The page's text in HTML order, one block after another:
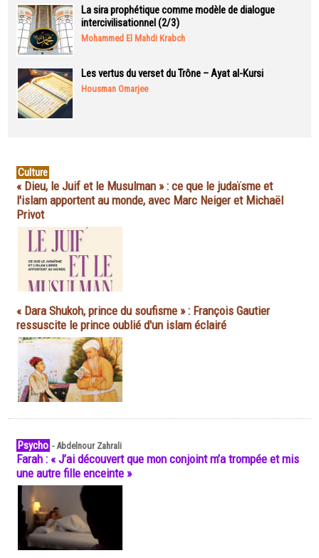
La sira prophétique comme modèle de dialogue
intercivilisationnel (2/3)
Mohammed El Mahdi Krabch
Les vertus du verset du Trône – Ayat al-Kursi
Housman Omarjee
Culture
« Dieu, le Juif et le Musulman » : ce que le judaïsme et
l'islam apportent au monde, avec Marc Neiger et Michaël
Privot
« Dara Shukoh, prince du soufisme » : François Gautier
ressuscite le prince oublié d'un islam éclairé
Psycho -Abdelnour Zahrali
Farah : « J’ai découvert que mon conjoint m’a trompée et mis
une autre fille enceinte »